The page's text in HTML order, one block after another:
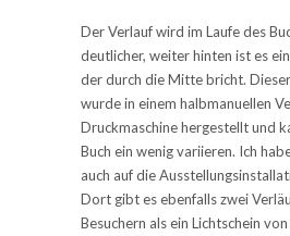
Der Verlauf wird im Laufe des
deutlicher, weiter hinten ist es
der durch die Mitte bricht.
wurde in einem halbmanuellen
Druckmaschine hergestellt und
Buch ein wenig variieren. Ich
auch auf die
Dort gibt es ebenfalls zwei
Besuchern als ein Lichtschein